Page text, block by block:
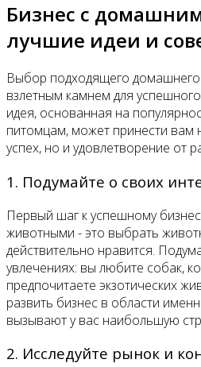
Бизнес с
лучшие идеи и
Выбор подходящего
взлетным камнем для
идея, основанная на
питомцам, может принести вам
успех, но и удовлетворение от
1. Подумайте о своих
Первый шаг к успешному
животными - это выбрать
действительно нравится.
увлечениях: вы любите собак,
предпочитаете экзотических
развить бизнес в области
вызывают у вас наибольшую
2. Исследуйте рынок и